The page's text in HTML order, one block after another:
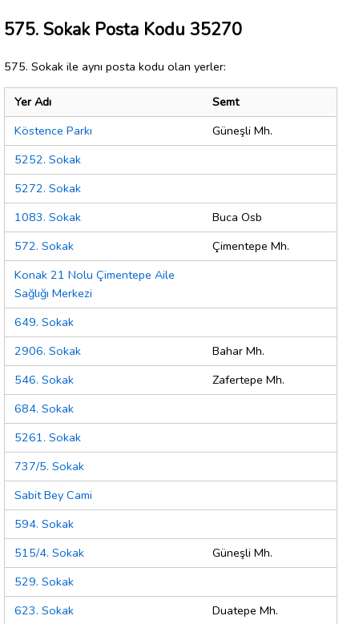
575. Sokak Posta Kodu 35270
575. Sokak ile aynı posta kodu olan yerler:
Yer Adı
Semt
Köstence Parkı
Güneşli Mh.
5252. Sokak
5272. Sokak
1083. Sokak
Buca Osb
572. Sokak
Çimentepe Mh.
Konak 21 Nolu Çimentepe Aile
Sağlığı Merkezi
649. Sokak
2906. Sokak
Bahar Mh.
546. Sokak
Zafertepe Mh.
684. Sokak
5261. Sokak
737/5. Sokak
Sabit Bey Cami
594. Sokak
515/4. Sokak
Güneşli Mh.
529. Sokak
623. Sokak
Duatepe Mh.